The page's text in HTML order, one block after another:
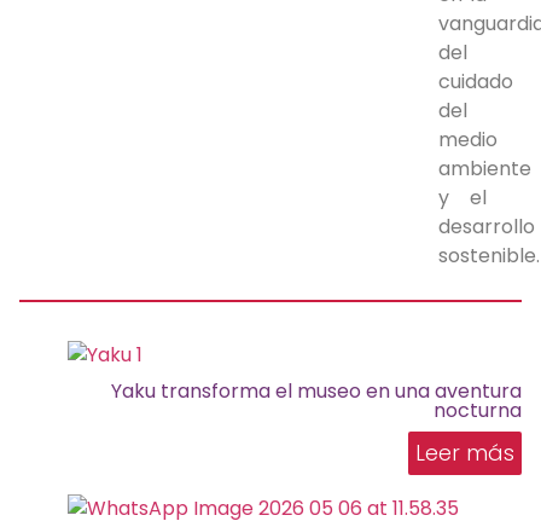
del
cuidado
del
medio
ambiente
y el
desarrollo
sostenible.
Yaku transforma el museo en una aventura
nocturna
Leer más